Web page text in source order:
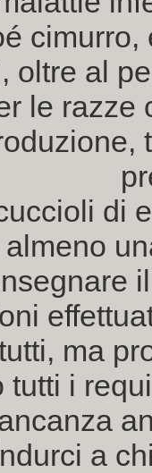
oltre al
le razze
di
ma
tutti i
a